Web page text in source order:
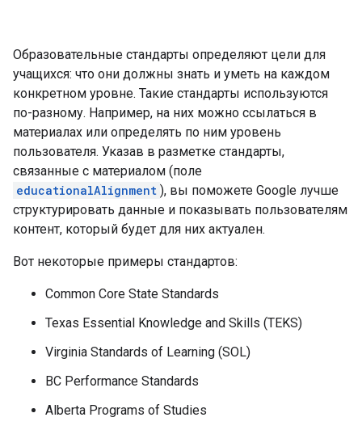
Образовательные стандарты определяют цели для
учащихся: что они должны знать и уметь на каждом
конкретном уровне. Такие стандарты используются
по-разному. Например, на них можно ссылаться в
материалах или определять по ним уровень
пользователя. Указав в разметке стандарты,
связанные с материалом (поле
educationalAlignment ), вы поможете Google лучше
структурировать данные и показывать пользователям
контент, который будет для них актуален.
Вот некоторые примеры стандартов:
Common Core State Standards
Texas Essential Knowledge and Skills (TEKS)
Virginia Standards of Learning (SOL)
BC Performance Standards
Alberta Programs of Studies